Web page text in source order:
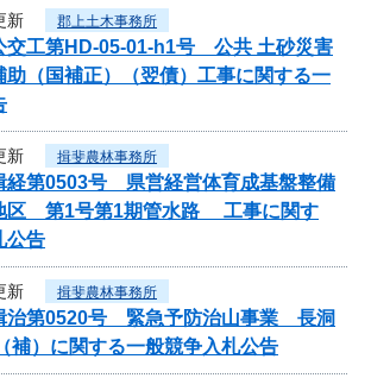
新 郡上土木事務所
交工第HD-05-01-h1号 公共 土砂災害
助（国補正）（翌債）工事に関する一
新 揖斐農林事務所
経第0503号 県営経営体育成基盤整備
区 第1号第1期管水路 工事に関す
公告
新 揖斐農林事務所
治第0520号 緊急予防治山事業 長洞
）に関する一般競争入札公告